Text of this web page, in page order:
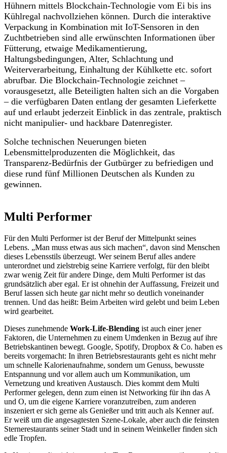
Hühnern mittels Blockchain-Technologie vom Ei bis ins
Kühlregal nachvollziehen können. Durch die interaktive
Verpackung in Kombination mit IoT-Sensoren in den
Zuchtbetrieben sind alle erwünschten Informationen über
Fütterung, etwaige Medikamentierung,
Haltungsbedingungen, Alter, Schlachtung und
Weiterverarbeitung, Einhaltung der Kühlkette etc. sofort
abrufbar. Die Blockchain-Technologie zeichnet –
vorausgesetzt, alle Beteiligten halten sich an die Vorgaben
– die verfügbaren Daten entlang der gesamten Lieferkette
auf und erlaubt jederzeit Einblick in das zentrale, praktisch
nicht manipulier- und hackbare Datenregister.
Solche technischen Neuerungen bieten
Lebensmittelproduzenten die Möglichkeit, das
Transparenz-Bedürfnis der Gutbürger zu befriedigen und
diese rund fünf Millionen Deutschen als Kunden zu
gewinnen.
Multi Performer
Für den Multi Performer ist der Beruf der Mittelpunkt seines
Lebens. „Man muss etwas aus sich machen“, davon sind Menschen
dieses Lebensstils überzeugt. Wer seinem Beruf alles andere
unterordnet und zielstrebig seine Karriere verfolgt, für den bleibt
zwar wenig Zeit für andere Dinge, dem Multi Performer ist das
grundsätzlich aber egal. Er ist ohnehin der Auffassung, Freizeit und
Beruf lassen sich heute gar nicht mehr so deutlich voneinander
trennen. Und das heißt: Beim Arbeiten wird gelebt und beim Leben
wird gearbeitet.
Dieses zunehmende Work-Life-Blending ist auch einer jener
Faktoren, die Unternehmen zu einem Umdenken in Bezug auf ihre
Betriebskantinen bewegt. Google, Spotify, Dropbox & Co. haben es
bereits vorgemacht: In ihren Betriebsrestaurants geht es nicht mehr
um schnelle Kalorienaufnahme, sondern um Genuss, bewusste
Entspannung und vor allem auch um Kommunikation, um
Vernetzung und kreativen Austausch. Dies kommt dem Multi
Performer gelegen, denn zum einen ist Networking für ihn das A
und O, um die eigene Karriere voranzutreiben, zum anderen
inszeniert er sich gerne als Genießer und tritt auch als Kenner auf.
Er weiß um die angesagtesten Szene-Lokale, aber auch die feinsten
Sternerestaurants seiner Stadt und in seinem Weinkeller finden sich
edle Tropfen.